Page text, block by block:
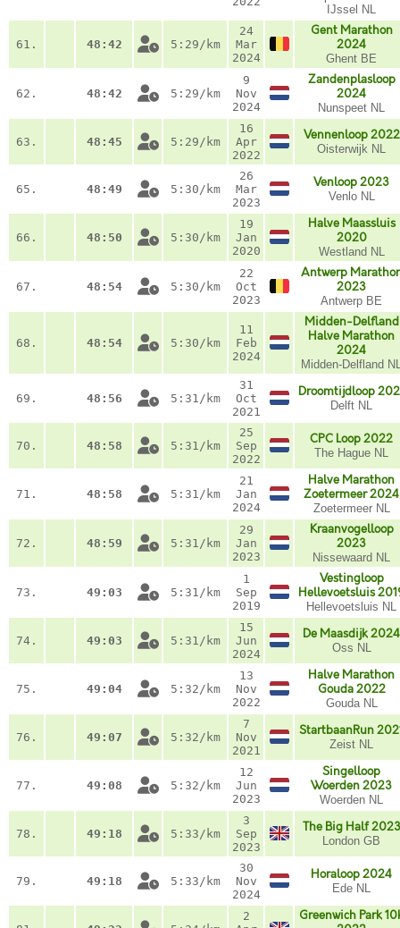
IJssel NL
61. 48:42 5:29/km
24
Mar
2024
Gent Marathon
2024
Ghent BE
62. 48:42 5:29/km
9
Nov
2024
Zandenplasloop
2024
Nunspeet NL
63. 48:45 5:29/km
16
Apr
2022
Vennenloop 2022
Oisterwijk NL
65. 48:49 5:30/km
26
Mar
2023
Venloop 2023
Venlo NL
66. 48:50 5:30/km
19
Jan
2020
Halve Maassluis
2020
Westland NL
67. 48:54 5:30/km
22
Oct
2023
Antwerp
2023
Antwerp BE
68. 48:54 5:30/km
11
Feb
2024
Midden-Delfland
Halve Marathon
2024
Midden-Delfland
69. 48:56 5:31/km
31
Oct
2021
Droomtijdloop
Delft NL
70. 48:58 5:31/km
25
Sep
2022
CPC Loop 2022
The Hague NL
71. 48:58 5:31/km
21
Jan
2024
Halve Marathon
Zoetermeer 2024
Zoetermeer NL
72. 48:59 5:31/km
29
Jan
2023
Kraanvogelloop
2023
Nissewaard NL
73. 49:03 5:31/km
1
Sep
2019
Vestingloop
Hellevoetsluis
Hellevoetsluis NL
74. 49:03 5:31/km
15
Jun
2024
De Maasdijk 2024
Oss NL
75. 49:04 5:32/km
13
Nov
2022
Halve Marathon
Gouda 2022
Gouda NL
76. 49:07 5:32/km
7
Nov
2021
StartbaanRun
Zeist NL
77. 49:08 5:32/km
12
Jun
2023
Singelloop
Woerden 2023
Woerden NL
78. 49:18 5:33/km
3
Sep
2023
The Big Half 2023
London GB
79. 49:18 5:33/km
30
Nov
2024
Horaloop 2024
Ede NL
2
Greenwich Park